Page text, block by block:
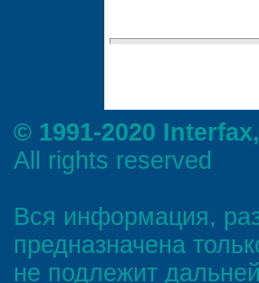
© 1991-2020
All rights reserved
Вся информация,
предназначена
не подлежит